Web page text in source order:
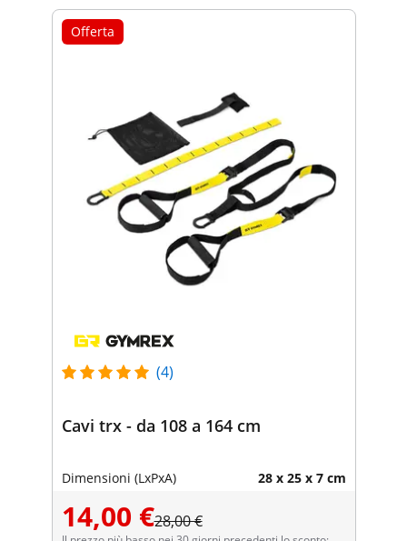
Offerta
(4)
Cavi trx - da 108 a 164 cm
Dimensioni (LxPxA) 28 x 25 x 7 cm
14,00 €28,00 €